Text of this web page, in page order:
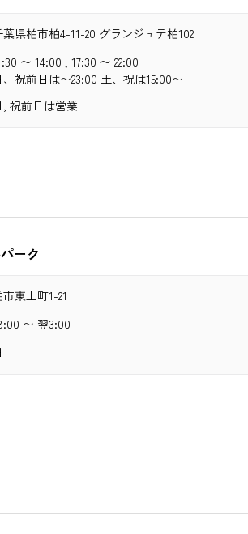
葉県柏市柏4-11-20 グランジュテ柏102
〜 14:00 , 17:30 〜 22:00
、祝前日は〜23:00 土、祝は15:00〜
, 祝前日は営業
ーク
東上町1-21
〜 翌3:00